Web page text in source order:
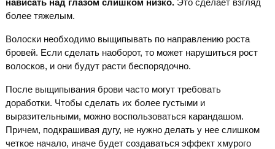
нависать над глазом слишком низко.Это сделает взгляд
более тяжелым.
Волоски необходимо выщипывать по направлению роста
бровей. Если сделать наоборот, то может нарушиться рост
волосков, и они будут расти беспорядочно.
После выщипывания брови часто могут требовать
доработки. Чтобы сделать их более густыми и
выразительными, можно воспользоваться карандашом.
Причем, подкрашивая дугу, не нужно делать у нее слишком
четкое начало, иначе будет создаваться эффект хмурого